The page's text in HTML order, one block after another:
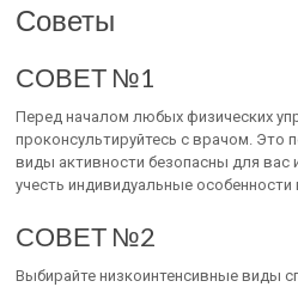
Советы
СОВЕТ №1
Перед началом любых физических
проконсультируйтесь с врачом. Это
виды активности безопасны для
учесть индивидуальные
СОВЕТ №2
Выбирайте низкоинтенсивные виды